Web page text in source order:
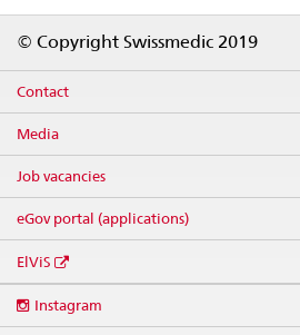
© Copyright Swissmedic 2019
Contact
Media
Job vacancies
eGov portal (applications)
ElViS
media
Instagram